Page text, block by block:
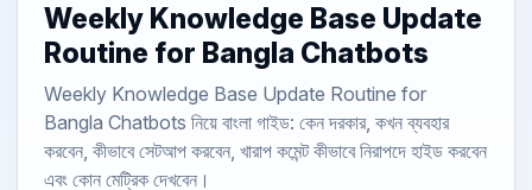
Weekly Knowledge Base Update
Routine for Bangla Chatbots
Weekly Knowledge Base Update Routine for
Bangla Chatbots নিয়ে বাংলা গাইড: কেন দরকার, কখন ব্যবহার
করবেন, কীভাবে সেটআপ করবেন, খারাপ কমেন্ট কীভাবে নিরাপদে হাইড করবেন
এবং কোন মেট্রিক দেখবেন।